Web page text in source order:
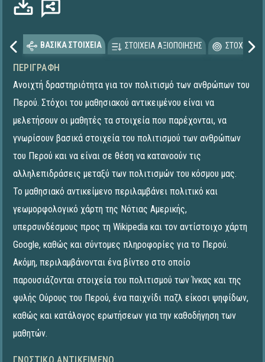
ΒΑΣΙΚΑ ΣΤΟΙΧΕΙΑ ΣΤΟΙΧΕΙΑ ΑΞΙΟΠΟΙΗΣΗΣ
ΠΕΡΙΓΡΑΦΉ
Ανοιχτή δραστηριότητα για τον πολιτισμό των ανθρώπων του
Περού. Στόχοι του μαθησιακού αντικειμένου είναι να
μελετήσουν οι μαθητές τα στοιχεία που παρέχονται, να
γνωρίσουν βασικά στοιχεία του πολιτισμού των ανθρώπων
του Περού και να είναι σε θέση να κατανοούν τις
αλληλεπιδράσεις μεταξύ των πολιτισμών του κόσμου μας.
Το μαθησιακό αντικείμενο περιλαμβάνει πολιτικό και
γεωμορφολογικό χάρτη της Νότιας Αμερικής,
υπερσυνδέσμους προς τη Wikipedia και τον αντίστοιχο χάρτη
Google, καθώς και σύντομες πληροφορίες για το Περού.
Ακόμη, περιλαμβάνονται ένα βίντεο στο οποίο
παρουσιάζονται στοιχεία του πολιτισμού των Ίνκας και της
φυλής Ούρους του Περού, ένα παιχνίδι παζλ είκοσι ψηφίδων,
καθώς και κατάλογος ερωτήσεων για την καθοδήγηση των
μαθητών.